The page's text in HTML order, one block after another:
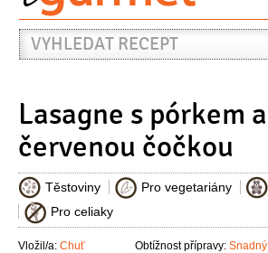
Vyhledat
recept
Lasagne s pórkem a
červenou čočkou
Těstoviny Pro vegetariány
Pro celiaky
Vložil/a: Chuť Obtížnost přípravy: Snadný